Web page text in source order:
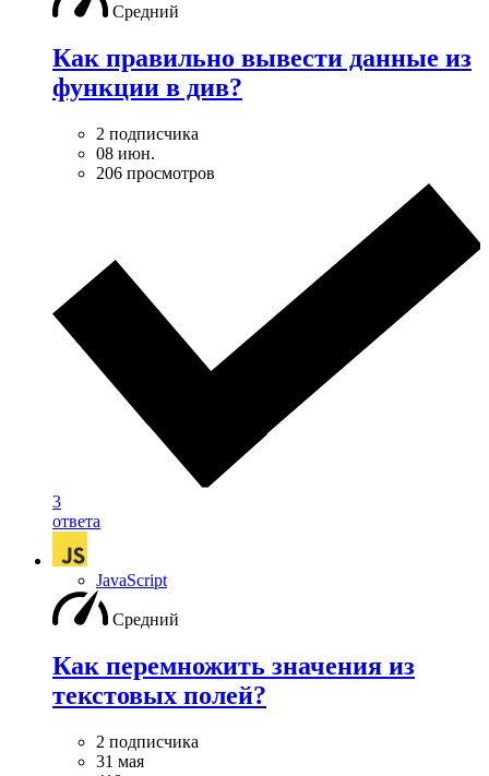
Средний
Как правильно вывести данные из
функции в див?
2 подписчика
08 июн.
206 просмотров
3
ответа
JavaScript
Средний
Как перемножить значения из
текстовых полей?
2 подписчика
31 мая